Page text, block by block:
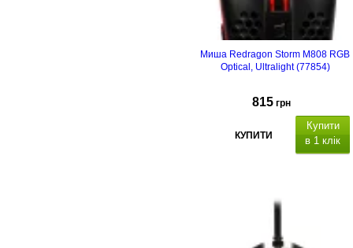
Миша Redragon Storm M808 RGB
Optical, Ultralight (77854)
815 грн
КУПИТИ
Купити
в 1 клік